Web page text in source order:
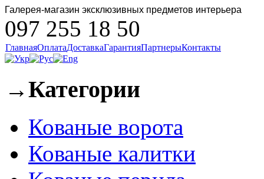
Галерея-магазин эксклюзивных предметов интерьера
097 255 18 50
ГлавнаяОплатаДоставкаГарантияПартнерыКонтакты
→Категории
Кованые ворота
Кованые калитки